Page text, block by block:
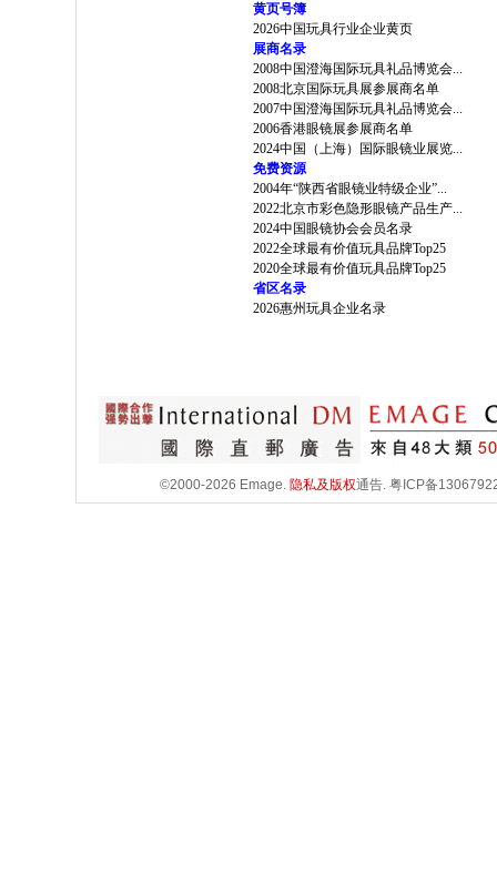
黄页号簿
2026中国玩具行业企业黄页
展商名录
2008中国澄海国际玩具礼品博览会...
2008北京国际玩具展参展商名单
2007中国澄海国际玩具礼品博览会...
2006香港眼镜展参展商名单
2024中国（上海）国际眼镜业展览...
免费资源
2004年“陕西省眼镜业特级企业”...
2022北京市彩色隐形眼镜产品生产...
2024中国眼镜协会会员名录
2022全球最有价值玩具品牌Top25
2020全球最有价值玩具品牌Top25
省区名录
2026惠州玩具企业名录
©2000-2026 Emage. 隐私及版权通告. 粤ICP备